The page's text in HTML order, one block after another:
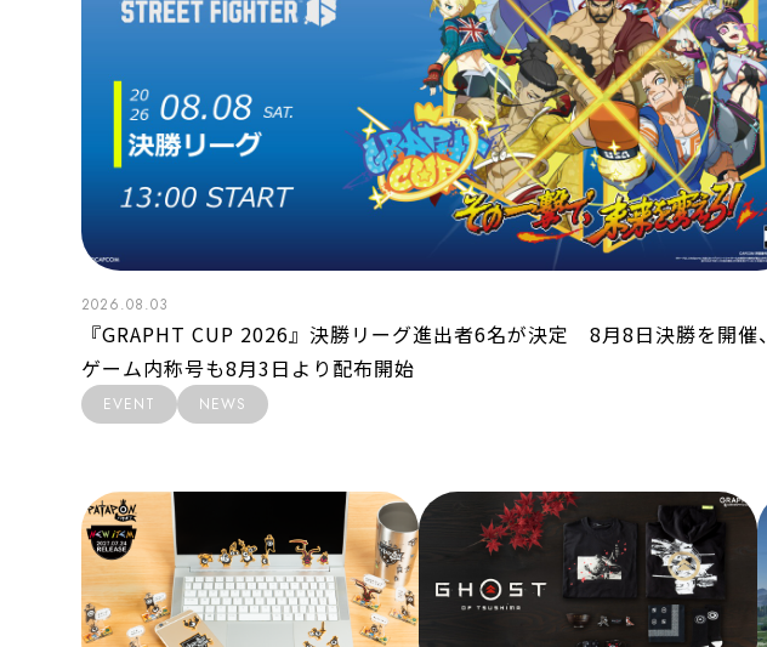
2026.08.03
『GRAPHT CUP 2026』決勝リーグ進出者6名が決定 8月8日決勝を開催、
ゲーム内称号も8月3日より配布開始
EVENT NEWS